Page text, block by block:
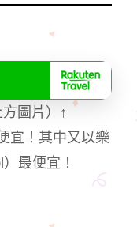
圖片） ↑
宜！其中又以樂
最便宜！